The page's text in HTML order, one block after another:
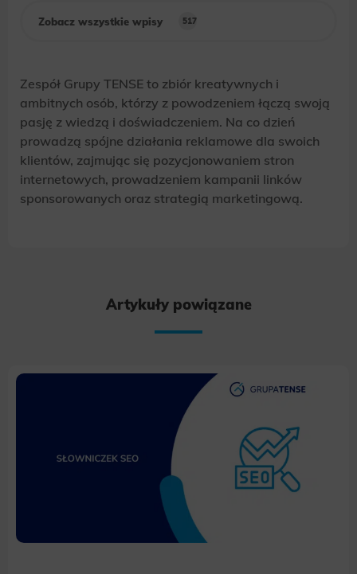
Zobacz wszystkie wpisy 517
Zespół Grupy TENSE to zbiór kreatywnych i
ambitnych osób, którzy z powodzeniem łączą swoją
pasję z wiedzą i doświadczeniem. Na co dzień
prowadzą spójne działania reklamowe dla swoich
klientów, zajmując się pozycjonowaniem stron
internetowych, prowadzeniem kampanii linków
sponsorowanych oraz strategią marketingową.
Artykuły powiązane